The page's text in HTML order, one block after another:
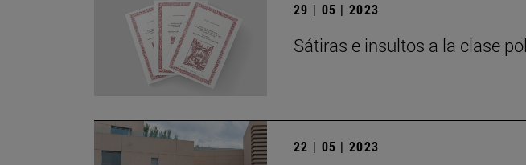
29 | 05 | 2023
Sátiras e insultos a la clase
22 | 05 | 2023